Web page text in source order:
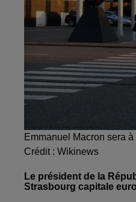
Emmanuel Macron sera
Crédit : Wikinews
Le président de la
Strasbourg capitale